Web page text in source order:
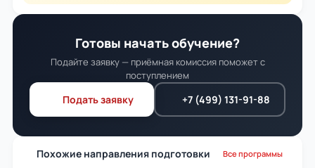
Готовы начать обучение?
Подайте заявку — приёмная комиссия поможет с
поступлением
Подать заявку +7 (499) 131-91-88
Похожие направления подготовки Все программы